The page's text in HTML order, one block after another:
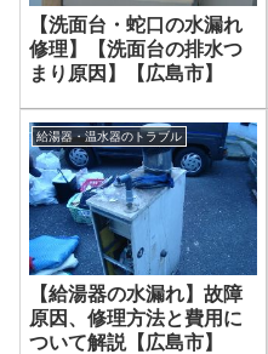
【洗面台・蛇口の水漏れ
修理】【洗面台の排水つ
まり原因】【広島市】
給湯器・温水器のトラブル
【給湯器の水漏れ】故障
原因、修理方法と費用に
ついて解説【広島市】